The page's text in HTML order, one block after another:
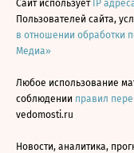
Сайт использует IP
Пользователей сайта,
в отношении обработки
Медиа»
Любое использование
соблюдении правил
vedomosti.ru
Новости, аналитика,